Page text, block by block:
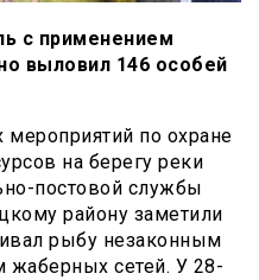
с применением
выловил 146 особей
по охране
на берегу реки
постовой службы
району заметили
рыбу незаконным
сетей. У 28-